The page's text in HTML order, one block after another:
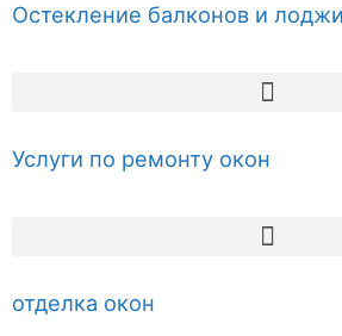
Остекление балконов и
Услуги по ремонту окон
отделка окон